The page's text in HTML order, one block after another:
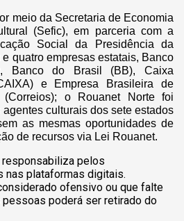
meio da Secretaria de Economia
(Sefic), em parceria com a
Social da Presidência da
quatro empresas estatais, Banco
Banco do Brasil (BB), Caixa
e Empresa Brasileira de
(Correios); o Rouanet Norte foi
culturais dos sete estados
as mesmas oportunidades de
de recursos via Lei Rouanet.
pelos
nas plataformas digitais.
ofensivo ou que falte
poderá ser retirado do